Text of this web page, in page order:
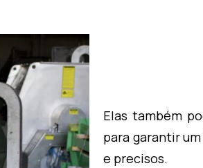
Elas também
para garantir
e precisos.